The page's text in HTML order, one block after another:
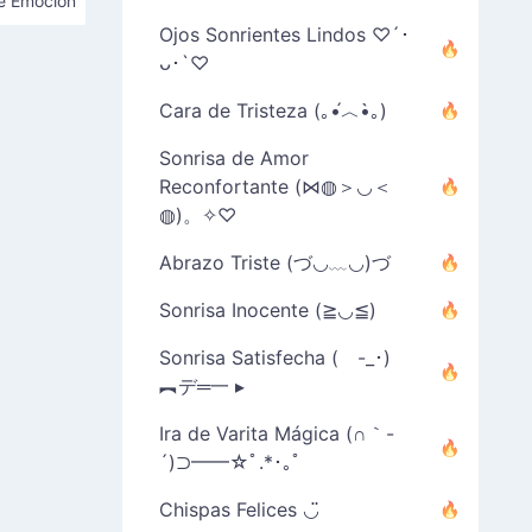
Ojos Sonrientes Lindos ♡´･
ᴗ･`♡
Cara de Tristeza (｡•́︿•̀｡)
Sonrisa de Amor
Reconfortante (⋈◍＞◡＜
◍)。✧♡
Abrazo Triste (づ◡﹏◡)づ
Sonrisa Inocente (≧◡≦)
Sonrisa Satisfecha ( -_･)
︻デ═一 ▸
Ira de Varita Mágica (∩｀-
´)⊃━━☆ﾟ.*･｡ﾟ
Chispas Felices ◡̈